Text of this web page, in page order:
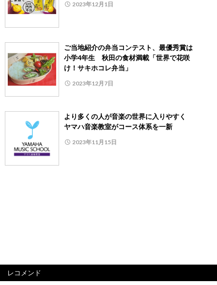
2023年12月1日
ご当地紹介の弁当コンテスト、最優秀賞は
小学4年生 秋田の食材満載「世界で花咲
け！サキホコレ弁当」
2023年12月7日
より多くの人が音楽の世界に入りやすく
ヤマハ音楽教室がコース体系を一新
2023年11月15日
レコメンド